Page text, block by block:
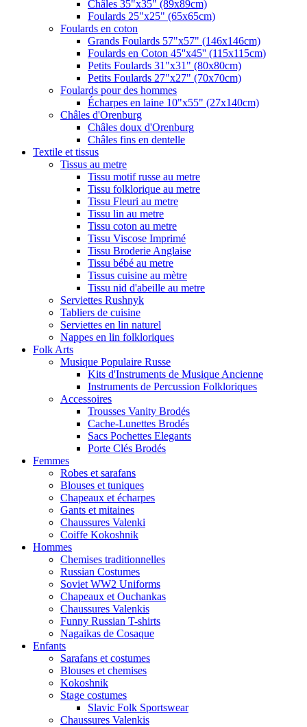
Châles 35"x35" (89x89cm)
Foulards 25"x25" (65x65cm)
Foulards en coton
Grands Foulards 57"x57" (146x146cm)
Foulards en Coton 45''x45'' (115x115cm)
Petits Foulards 31"x31" (80x80cm)
Petits Foulards 27"x27" (70x70cm)
Foulards pour des hommes
Écharpes en laine 10"x55" (27x140cm)
Châles d'Orenburg
Châles doux d'Orenburg
Châles fins en dentelle
Textile et tissus
Tissus au metre
Tissu motif russe au metre
Tissu folklorique au metre
Tissu Fleuri au metre
Tissu lin au metre
Tissu coton au metre
Tissu Viscose Imprimé
Tissu Broderie Anglaise
Tissu bébé au metre
Tissus cuisine au mètre
Tissu nid d'abeille au metre
Serviettes Rushnyk
Tabliers de cuisine
Serviettes en lin naturel
Nappes en lin folkloriques
Folk Arts
Musique Populaire Russe
Kits d'Instruments de Musique Ancienne
Instruments de Percussion Folkloriques
Accessoires
Trousses Vanity Brodés
Cache-Lunettes Brodés
Sacs Pochettes Elegants
Porte Clés Brodés
Femmes
Robes et sarafans
Blouses et tuniques
Chapeaux et écharpes
Gants et mitaines
Chaussures Valenki
Coiffe Kokoshnik
Hommes
Chemises traditionnelles
Russian Costumes
Soviet WW2 Uniforms
Chapeaux et Ouchankas
Chaussures Valenkis
Funny Russian T-shirts
Nagaikas de Cosaque
Enfants
Sarafans et costumes
Blouses et chemises
Kokoshnik
Stage costumes
Slavic Folk Sportswear
Chaussures Valenkis